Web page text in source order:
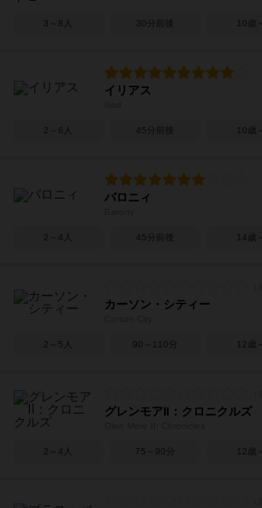
3～8人 30分前後 10歳～
イリアス
2～6人 45分前後 10歳～
バロニィ
2～4人 45分前後 14歳～
カーソン・シティー
2～5人 90～110分 12歳～
グレンモアⅡ：クロニクルズ
2～4人 75～90分 12歳～